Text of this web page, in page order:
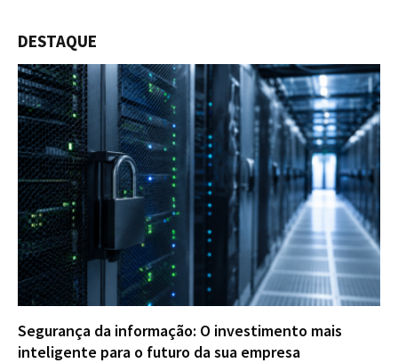
DESTAQUE
Segurança da informação: O investimento mais
inteligente para o futuro da sua empresa